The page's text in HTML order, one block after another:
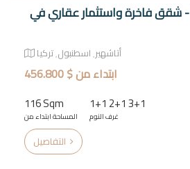
Tuna Park Atasehir - شقق فاخرة واستثمار عقاري في
أتاشهير٬ اسطنبول٬ تركيا
ابتداء من $ 456.800
116 Sqm
المساحة ابتداء من
1+1 2+1 3+1
غرف النوم